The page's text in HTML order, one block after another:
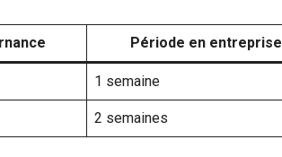
Période en entreprise
1 semaine
2 semaines